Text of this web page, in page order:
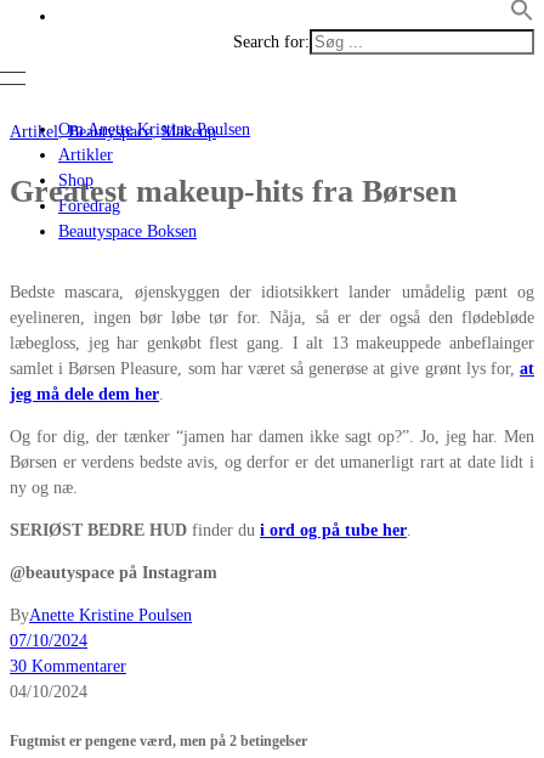
Search for:
Om Anette Kristine Poulsen
Artikler
Shop
Foredrag
Beautyspace Boksen
Artikel,Beautyspace,Makeup
Greatest makeup-hits fra Børsen
Bedste mascara, øjenskyggen der idiotsikkert lander umådelig pænt og
eyelineren, ingen bør løbe tør for. Nåja, så er der også den flødebløde
læbegloss, jeg har genkøbt flest gang. I alt 13 makeuppede anbeflainger
samlet i Børsen Pleasure, som har været så generøse at give grønt lys for, at
jeg må dele dem her.
Og for dig, der tænker “jamen har damen ikke sagt op?”. Jo, jeg har. Men
Børsen er verdens bedste avis, og derfor er det umanerligt rart at date lidt i
ny og næ.
SERIØST BEDRE HUD finder du i ord og på tube her.
@beautyspace på Instagram
ByAnette Kristine Poulsen
07/10/2024
30 Kommentarer
04/10/2024
Fugtmist er pengene værd, men på 2 betingelser